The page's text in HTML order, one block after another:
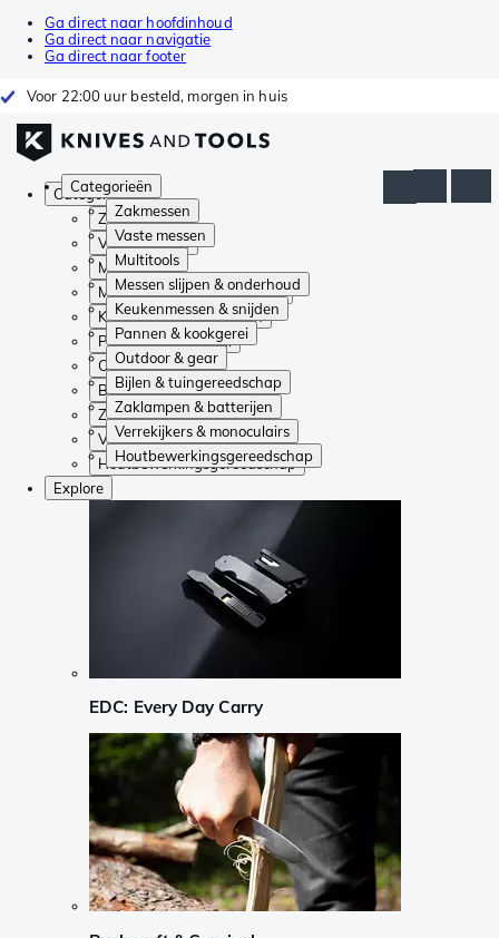
Ga direct naar hoofdinhoud
Ga direct naar navigatie
Ga direct naar footer
Voor 22:00 uur besteld, morgen in huis
Categorieën
Zakmessen
Vaste messen
Multitools
Messen slijpen & onderhoud
Keukenmessen & snijden
Pannen & kookgerei
Outdoor & gear
Bijlen & tuingereedschap
Zaklampen & batterijen
Verrekijkers & monoculairs
Houtbewerkingsgereedschap
Categorieën
Zakmessen
Vaste messen
Multitools
Messen slijpen & onderhoud
Keukenmessen & snijden
Pannen & kookgerei
Outdoor & gear
Bijlen & tuingereedschap
Zaklampen & batterijen
Verrekijkers & monoculairs
Houtbewerkingsgereedschap
Explore
EDC: Every Day Carry